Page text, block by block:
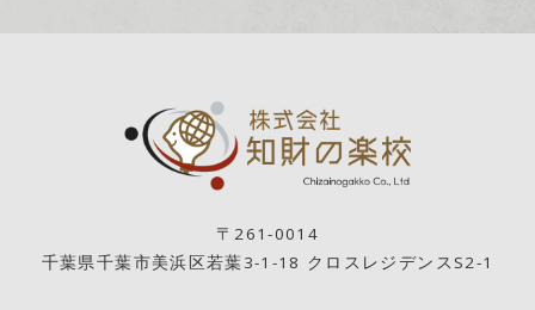
〒261-0014
千葉県千葉市美浜区若葉3-1-18 クロスレジデンスS2-1